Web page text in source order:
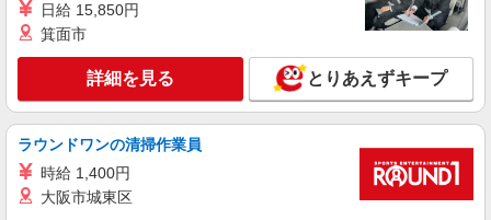
大阪府大阪市北区（大阪メトロ御堂筋線梅田
詳細を見る
派遣社員
株式会社パソナ・大阪/OKW600117704901
日給 15,850円
箕面市
詳細を見る とりあえずキープ
ラウンドワンの清掃作業員
時給 1,400円
大阪市城東区